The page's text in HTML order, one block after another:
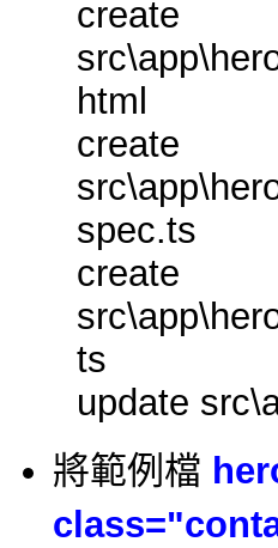
create
html
create
spec.ts
create
ts
update
將範例檔